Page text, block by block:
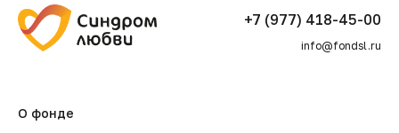
+7 (977) 418-45-00
info@fondsl.ru
О фонде